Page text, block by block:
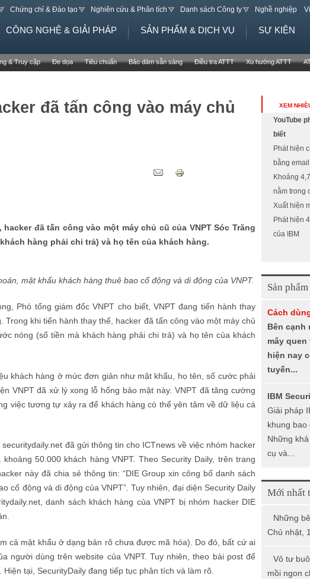
Jump to navigation
Chứng chỉ & Đào tạo Nghiên cứu & Phân tích Danh sách Công ty Nghề nghiệp
CÔNG NGHỆ & GIẢI PHÁP SẢN PHẨM & DỊCH VỤ SỰ KIỆN
& Truy cập Đe dọa Tiêu chuẩn Bảo đảm sẵn sàng Điều tra ATTT Xu hướng ATTT
đã tấn công vào máy chủ
đã tấn công vào một máy chủ cũ của VNPT Sóc Trăng
hàng phải chi trả) và họ tên của khách hàng.
mật khẩu khách hàng thuê bao cố động và di động của VNPT.
Phó tổng giám đốc VNPT cho biết, VNPT đang tiến hành thay
khi tiến hành thay thế, hacker đã tấn công vào một máy chủ
nóng (số tiền mà khách hàng phải chi trả) và họ tên của khách
khách hàng ở mức đơn giản như mật khẩu, họ tên, số cước phải
VNPT đã xử lý xong lỗ hổng bảo mật này. VNPT đã tăng cường
việc tương tự xảy ra để khách hàng có thể yên tâm về dữ liệu cá
đã gửi thông tin cho ICTnews về việc nhóm hacker
50.000 khách hàng VNPT. Theo Security Daily, trên trang
này đã chia sẻ thông tin: “DIE Group xin công bố danh sách
cố động và di động của VNPT”. Tuy nhiên, đại diện Security Daily
danh sách khách hàng của VNPT bị nhóm hacker DIE
cả mật khẩu ở dạng bản rõ chưa được mã hóa). Do đó, bất cứ ai
người dùng trên website của VNPT. Tuy nhiên, theo bài post để
tại, SecurityDaily đang tiếp tục phân tích và làm rõ.
XEM
YouTube
biết
Phát hiện
bằng
Khoảng
nằm trong
Xuất hiện
Phát hiện
của IBM
Sản
Cách
Bên
mây
hiện nay
tuyến...
IBM
Giải pháp
khung bao
Những
cụ và...
Mới nhất
Những
Chủ nhật,
Vô tư
mồi ngon